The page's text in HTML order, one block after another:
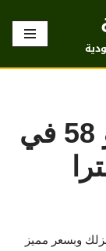
سعر شاشة كلاس برو 58 في
المناسبة لمنزلك وبسعر مميز